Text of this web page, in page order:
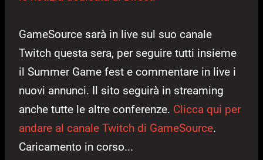
GameSource sarà in live sul suo canale
Twitch questa sera, per seguire tutti insieme
il Summer Game fest e commentare in live i
nuovi annunci. Il sito seguirà in streaming
anche tutte le altre conferenze. Clicca qui per
andare al canale Twitch di GameSource.
Caricamento in corso...